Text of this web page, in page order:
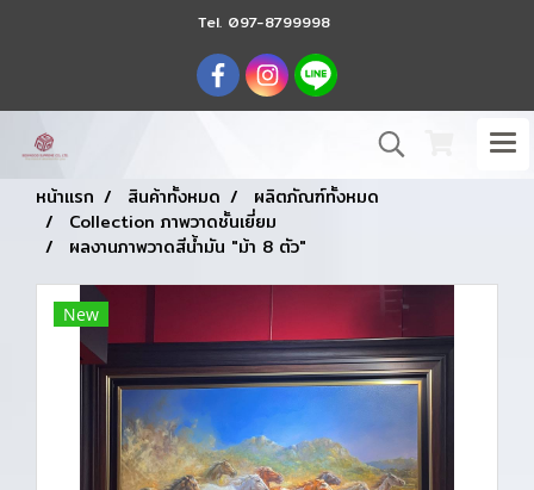
Tel. 097-8799998
หน้าแรก สินค้าทั้งหมด
ผลิตภัณฑ์ทั้งหมด
Collection ภาพวาดชั้นเยี่ยม
ผลงานภาพวาดสีน้ำมัน "ม้า 8 ตัว"
New